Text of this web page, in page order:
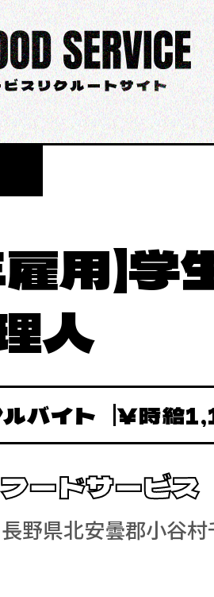
雇用】
人
ルバイト ￥時給
ードサービス
野県北安曇郡小谷